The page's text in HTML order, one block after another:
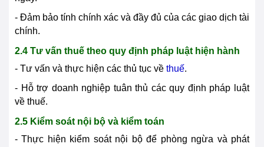
- Đảm bảo tính chính xác và đầy đủ của các giao dịch tài
chính.
2.4 Tư vấn thuế theo quy định pháp luật hiện hành
- Tư vấn và thực hiện các thủ tục về thuế.
- Hỗ trợ doanh nghiệp tuân thủ các quy định pháp luật
về thuế.
2.5 Kiểm soát nội bộ và kiểm toán
- Thực hiện kiểm soát nội bộ để phòng ngừa và phát